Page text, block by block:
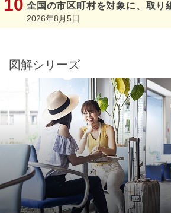
全国の市区町村を対象に、取り
2026年8月5日
図解シリーズ